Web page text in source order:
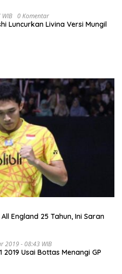
0 Komentar
Luncurkan Livina Versi Mungil
England 25 Tahun, Ini Saran
2019 - 08:43 WIB
2019 Usai Bottas Menangi GP